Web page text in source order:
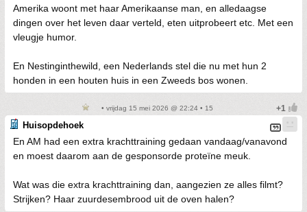
Amerika woont met haar Amerikaanse man, en alledaagse
dingen over het leven daar verteld, eten uitprobeert etc. Met een
vleugje humor.
En Nestinginthewild, een Nederlands stel die nu met hun 2
honden in een houten huis in een Zweeds bos wonen.
• vrijdag 15 mei 2026 @ 22:24 • 15
Huisopdehoek
En AM had een extra krachttraining gedaan vandaag/vanavond
en moest daarom aan de gesponsorde proteïne meuk.
Wat was die extra krachttraining dan, aangezien ze alles filmt?
Strijken? Haar zuurdesembrood uit de oven halen?